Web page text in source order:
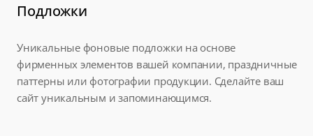
Подложки
Уникальные фоновые подложки на основе
фирменных элементов вашей компании, праздничные
паттерны или фотографии продукции. Сделайте ваш
сайт уникальным и запоминающимся.